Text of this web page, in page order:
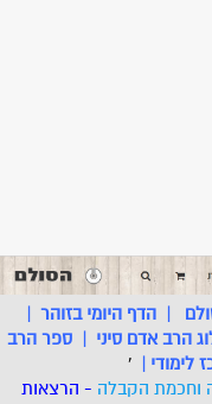
|הדף היומי בזוהר |
הרב אדם סיני |ספר הרב
לימודי |
'
וחכמת הקבלה - הרצאות